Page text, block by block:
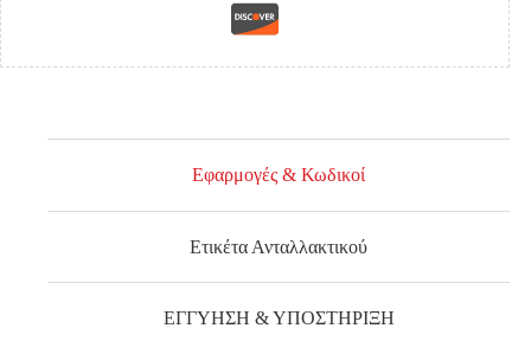
Εφαρμογές & Κωδικοί
Ετικέτα Ανταλλακτικού
ΕΓΓΥΗΣΗ & ΥΠΟΣΤΗΡΙΞΗ